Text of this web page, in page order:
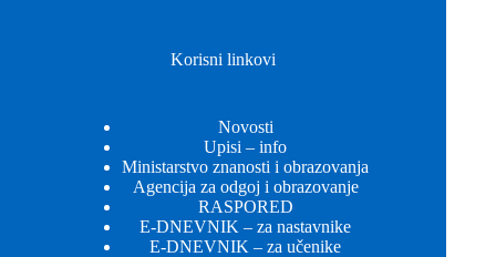
Korisni linkovi
Novosti
Upisi – info
Ministarstvo znanosti i obrazovanja
Agencija za odgoj i obrazovanje
RASPORED
E-DNEVNIK – za nastavnike
E-DNEVNIK – za učenike